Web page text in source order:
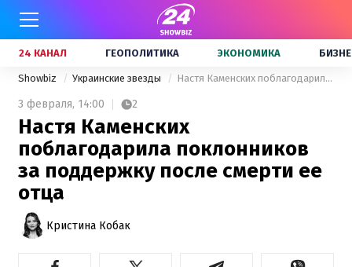
24 КАНАЛ ГЕОПОЛИТИКА ЭКОНОМИКА
Showbiz Украинские звезды Настя Каменских поблагодарила поклонников за поддержку после смерти ее отца
3 февраля, 14:00 2
Настя Каменских
поблагодарила поклонников
за поддержку после смерти ее
отца
Кристина Кобак